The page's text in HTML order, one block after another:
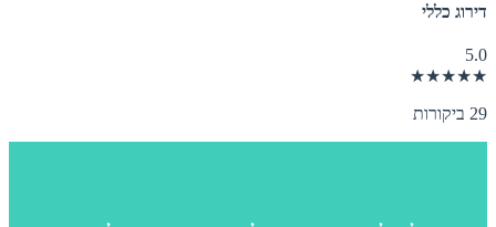
דירוג כללי
5.0
★★★★★
29 ביקורות